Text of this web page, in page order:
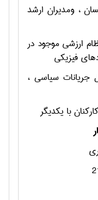
، ومديران ارشد
ارزشی موجود در
فيزيکی
جريانات سياسی ،
با يکديگر